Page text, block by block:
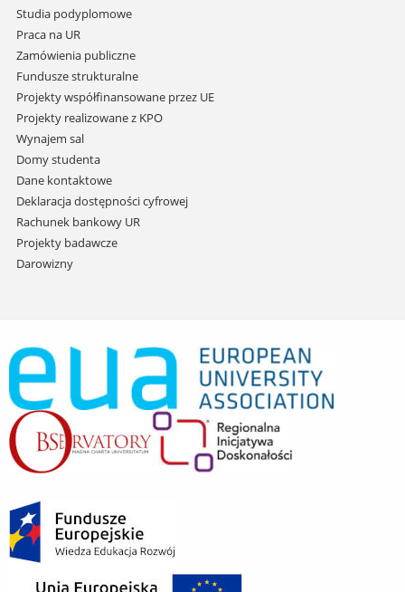
treści
Studia podyplomowe
Praca na UR
Zamówienia publiczne
Fundusze strukturalne
Projekty współfinansowane przez UE
Projekty realizowane z KPO
Wynajem sal
Domy studenta
Dane kontaktowe
Deklaracja dostępności cyfrowej
Rachunek bankowy UR
Projekty badawcze
Darowizny